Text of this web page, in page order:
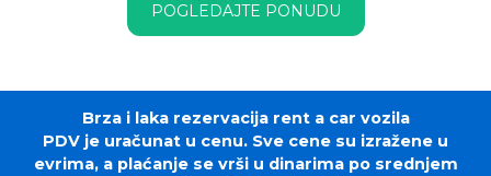
POGLEDAJTE PONUDU
Brza i laka rezervacija rent a car vozila
PDV je uračunat u cenu. Sve cene su izražene u
evrima, a plaćanje se vrši u dinarima po srednjem